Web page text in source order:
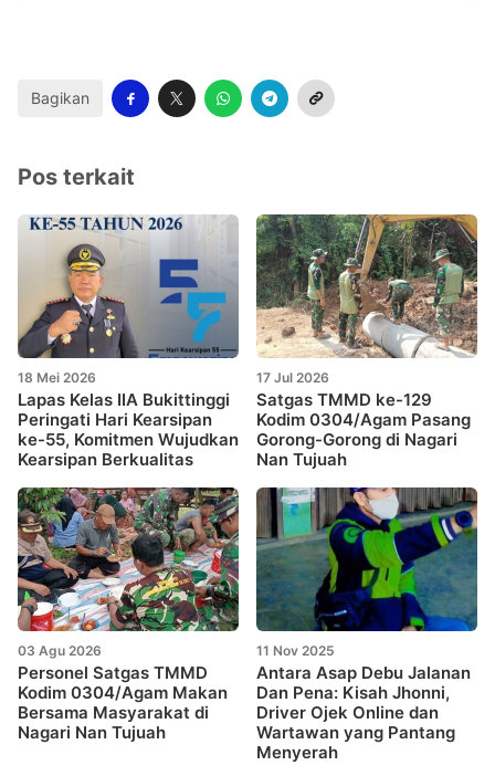
Bagikan
Pos terkait
18 Mei 2026
Lapas Kelas IIA Bukittinggi
Peringati Hari Kearsipan
ke-55, Komitmen Wujudkan
Kearsipan Berkualitas
17 Jul 2026
Satgas TMMD ke-129
Kodim 0304/Agam Pasang
Gorong-Gorong di Nagari
Nan Tujuah
03 Agu 2026
Personel Satgas TMMD
Kodim 0304/Agam Makan
Bersama Masyarakat di
Nagari Nan Tujuah
11 Nov 2025
Antara Asap Debu Jalanan
Dan Pena: Kisah Jhonni,
Driver Ojek Online dan
Wartawan yang Pantang
Menyerah